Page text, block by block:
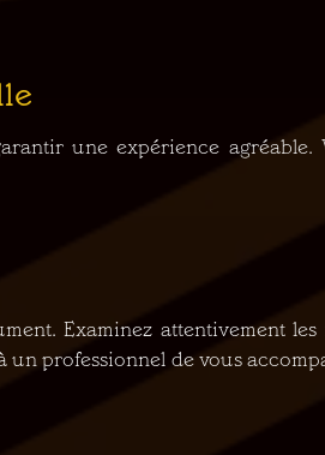
une expérience agréable.
Examinez attentivement
un professionnel de vous